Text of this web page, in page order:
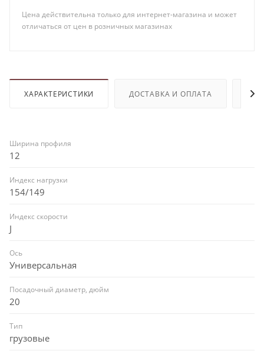
Цена действительна только для интернет-магазина и может
отличаться от цен в розничных магазинах
ХАРАКТЕРИСТИКИ ДОСТАВКА И ОПЛАТА
Ширина профиля
12
Индекс нагрузки
154/149
Индекс скорости
J
Ось
Универсальная
Посадочный диаметр, дюйм
20
Тип
грузовые